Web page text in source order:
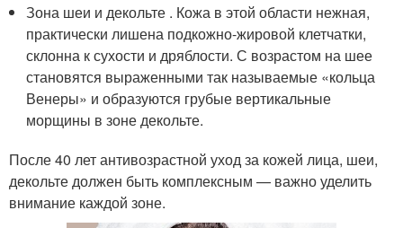
Зона шеи и декольте . Кожа в этой области нежная,
практически лишена подкожно-жировой клетчатки,
склонна к сухости и дряблости. С возрастом на шее
становятся выраженными так называемые «кольца
Венеры» и образуются грубые вертикальные
морщины в зоне декольте.
После 40 лет антивозрастной уход за кожей лица, шеи,
декольте должен быть комплексным — важно уделить
внимание каждой зоне.